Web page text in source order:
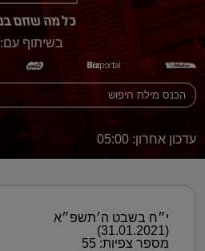
בשיתוף עם:
עדכון אחרון: 05:00
י״ח בשבט ה׳תשפ״א
(31.01.2021)
מספר צפיות: 55